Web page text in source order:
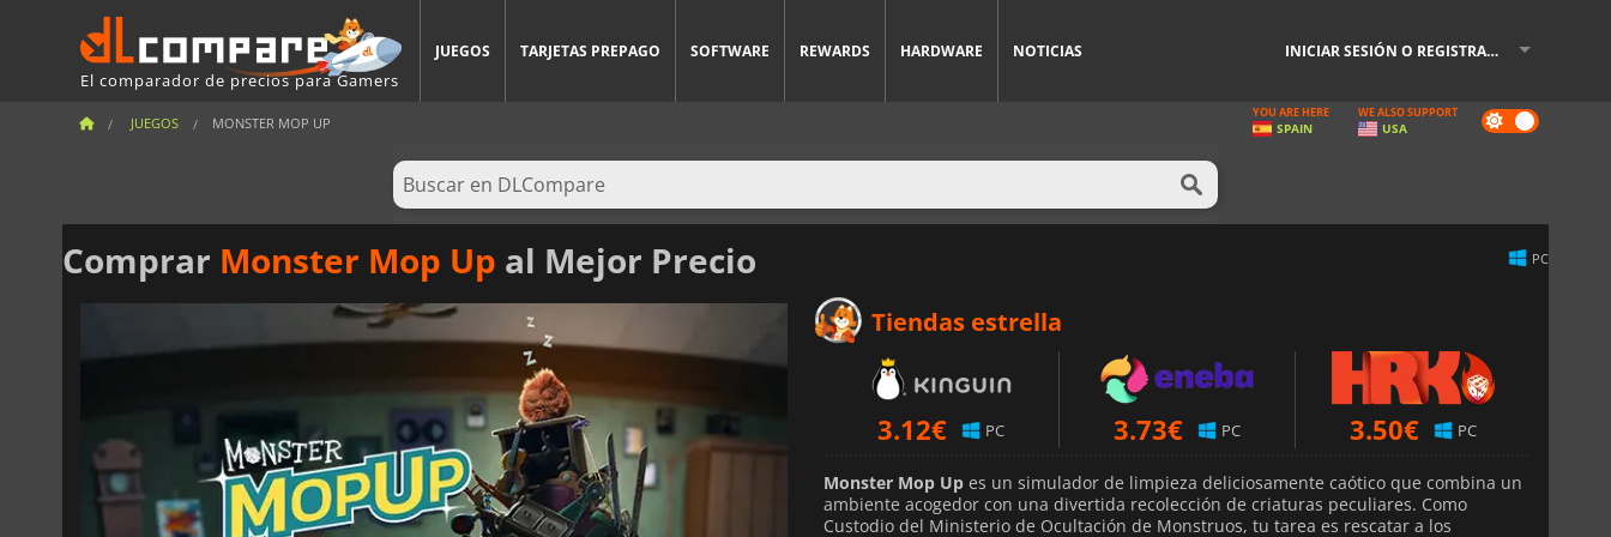
El comparador de precios para Gamers
JUEGOS TARJETAS PREPAGO SOFTWARE REWARDS HARDWARE NOTICIAS INICIAR SESIÓN O REGISTRARSE
JUEGOS MONSTER MOP UP Dark
mode
YOU ARE HERE
SPAIN
WE ALSO SUPPORT
USA
Comprar Monster Mop Up al Mejor Precio PC
Tiendas estrella
3.12€ PC 3.73€ PC 3.50€ PC
Monster Mop Up es un simulador de limpieza deliciosamente caótico que combina un
ambiente acogedor con una divertida recolección de criaturas peculiares. Como
Custodio del Ministerio de Ocultación de Monstruos, tu tarea es rescatar a los